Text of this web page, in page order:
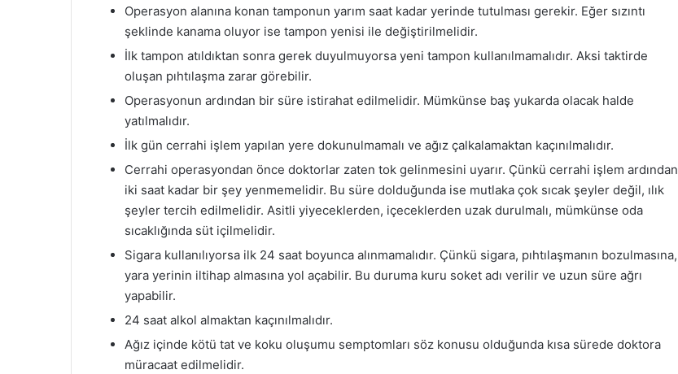
Operasyon alanına konan tamponun yarım saat kadar yerinde tutulması gerekir. Eğer sızıntı
şeklinde kanama oluyor ise tampon yenisi ile değiştirilmelidir.
İlk tampon atıldıktan sonra gerek duyulmuyorsa yeni tampon kullanılmamalıdır. Aksi taktirde
oluşan pıhtılaşma zarar görebilir.
Operasyonun ardından bir süre istirahat edilmelidir. Mümkünse baş yukarda olacak halde
yatılmalıdır.
İlk gün cerrahi işlem yapılan yere dokunulmamalı ve ağız çalkalamaktan kaçınılmalıdır.
Cerrahi operasyondan önce doktorlar zaten tok gelinmesini uyarır. Çünkü cerrahi işlem ardından
iki saat kadar bir şey yenmemelidir. Bu süre dolduğunda ise mutlaka çok sıcak şeyler değil, ılık
şeyler tercih edilmelidir. Asitli yiyeceklerden, içeceklerden uzak durulmalı, mümkünse oda
sıcaklığında süt içilmelidir.
Sigara kullanılıyorsa ilk 24 saat boyunca alınmamalıdır. Çünkü sigara, pıhtılaşmanın bozulmasına,
yara yerinin iltihap almasına yol açabilir. Bu duruma kuru soket adı verilir ve uzun süre ağrı
yapabilir.
24 saat alkol almaktan kaçınılmalıdır.
Ağız içinde kötü tat ve koku oluşumu semptomları söz konusu olduğunda kısa sürede doktora
müracaat edilmelidir.